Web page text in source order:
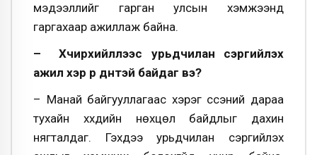
мэдээллийг гарган улсын хэмжээнд
гаргахаар ажиллаж байна.
– Хүчирхийллээс урьдчилан сэргийлэх
ажил хэр үр дүнтэй байдаг вэ?
– Манай байгууллагаас хэрэг үүссэний дараа
тухайн хүүхдийн нөхцөл байдлыг дахин
нягталдаг. Гэхдээ урьдчилан сэргийлэх